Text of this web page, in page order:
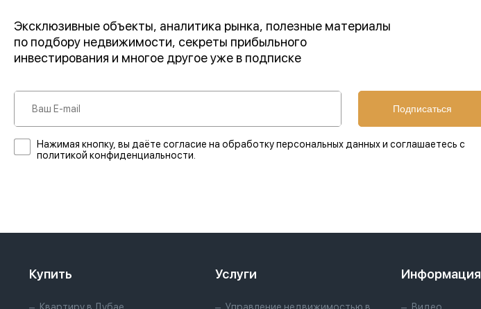
Эксклюзивные объекты, аналитика рынка, полезные материалы
по подбору недвижимости, секреты прибыльного
инвестирования и многое другое уже в подписке
Подписаться
Нажимая кнопку, вы даёте согласие на обработку персональных данных и соглашаетесь с
политикой конфиденциальности.
Купить Услуги Информация